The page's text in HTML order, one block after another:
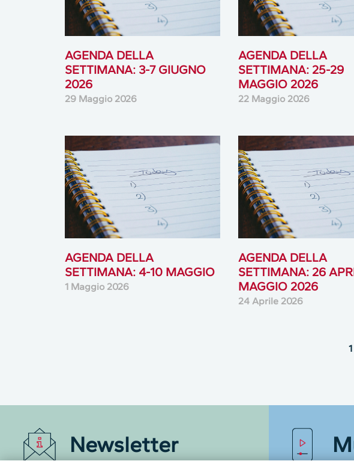
AGENDA DELLA
SETTIMANA: 3-7 GIUGNO
2026
29 Maggio 2026
AGENDA DELLA
SETTIMANA: 25-29
MAGGIO 2026
22 Maggio 2026
AGENDA DELLA
SETTIMANA: 4-10 MAGGIO
1 Maggio 2026
AGENDA DELLA
SETTIMANA: 26
MAGGIO 2026
24 Aprile 2026
1
Newsletter